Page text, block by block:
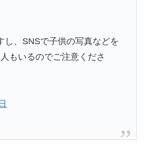
し、SNSで子供の写真などを
もいるのでご注意くださ